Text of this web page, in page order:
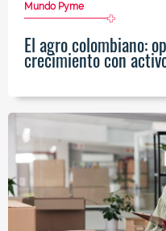
Mundo Pyme
El agro colombiano:
crecimiento con